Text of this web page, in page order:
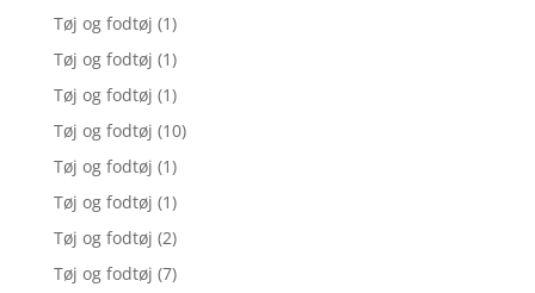
Tøj og fodtøj (1)
Tøj og fodtøj (1)
Tøj og fodtøj (1)
Tøj og fodtøj (10)
Tøj og fodtøj (1)
Tøj og fodtøj (1)
Tøj og fodtøj (2)
Tøj og fodtøj (7)